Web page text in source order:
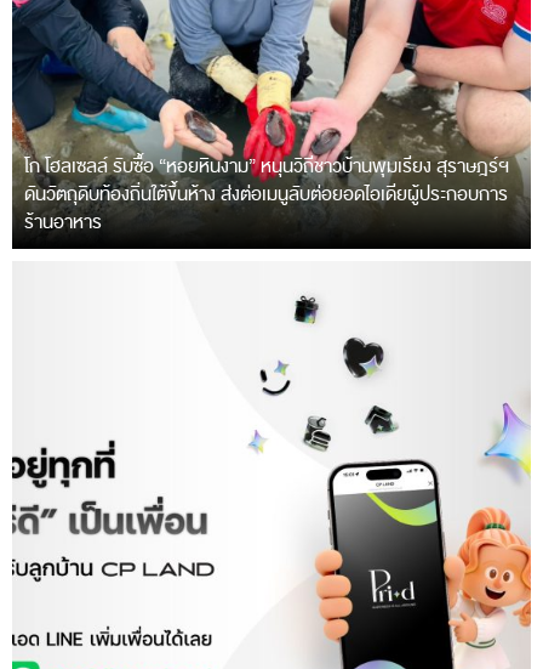
โก โฮลเซลล์ รับซื้อ “หอยหินงาม” หนุนวิถีชาวบ้านพุมเรียง สุราษฎร์ฯ
ดันวัตถุดิบท้องถิ่นใต้ขึ้นห้าง ส่งต่อเมนูลับต่อยอดไอเดียผู้ประกอบการ
ร้านอาหาร